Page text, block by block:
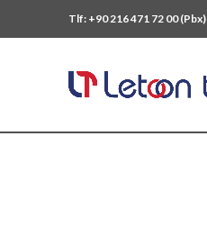
Tlf: +90 216 471 72 00 (Pbx)